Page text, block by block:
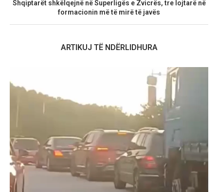
Shqiptarët shkëlqejnë në Superligës e Zvicrës, tre lojtarë në
formacionin më të mirë të javës
ARTIKUJ TË NDËRLIDHURA